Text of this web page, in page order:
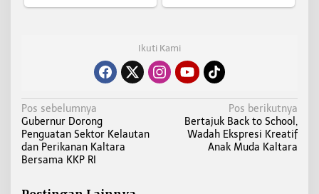
Ikuti Kami
N
a
v
i
Pos sebelumnya
Gubernur Dorong
Penguatan Sektor Kelautan
dan Perikanan Kaltara
Bersama KKP RI
Pos berikutnya
Bertajuk Back to School,
Wadah Ekspresi Kreatif
Anak Muda Kaltara